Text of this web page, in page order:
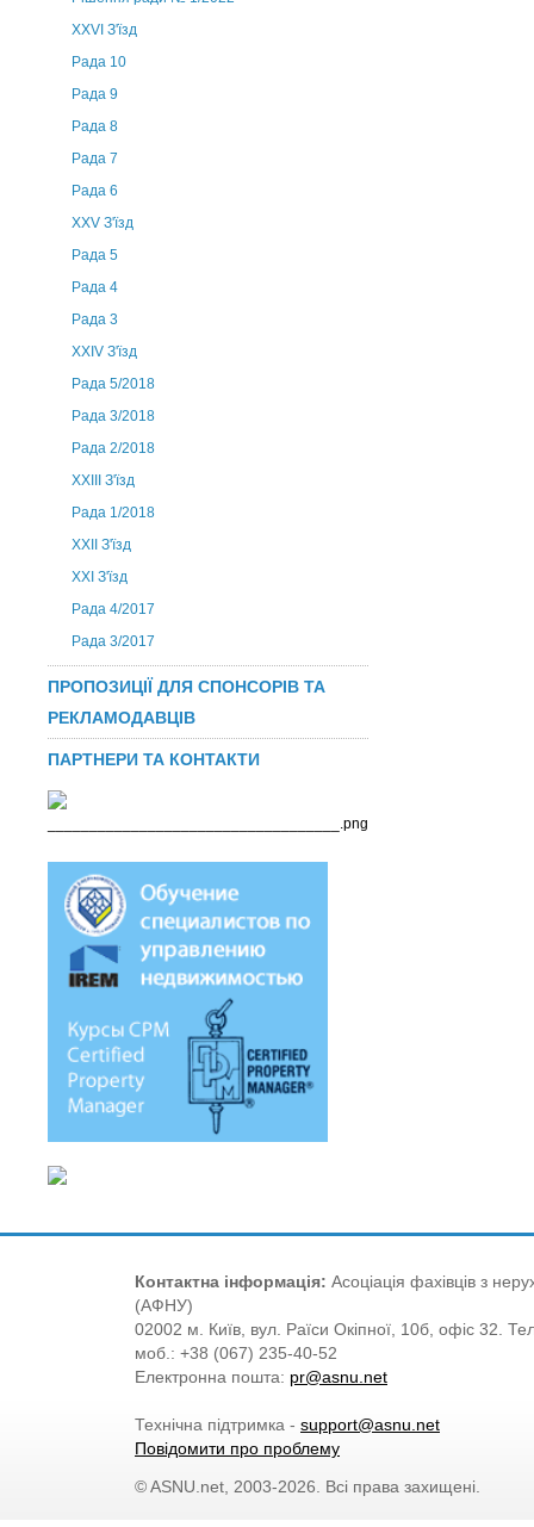
XXVI З'їзд
Рада 10
Рада 9
Рада 8
Рада 7
Рада 6
XXV З'їзд
Рада 5
Рада 4
Рада 3
ХХIV З'їзд
Рада 5/2018
Рада 3/2018
Рада 2/2018
XXIII З'їзд
Рада 1/2018
ХХІІ З'їзд
XXI З'їзд
Рада 4/2017
Рада 3/2017
ПРОПОЗИЦІЇ ДЛЯ СПОНСОРІВ ТА
РЕКЛАМОДАВЦІВ
ПАРТНЕРИ ТА КОНТАКТИ
Контактна інформація: Асоціація фахівців з
(АФНУ)
02002 м. Київ, вул. Раїси Окіпної, 10б, офіс 32.
моб.: +38 (067) 235-40-52
Електронна пошта: pr@asnu.net
Технічна підтримка - support@asnu.net
Повідомити про проблему
© ASNU.net, 2003-2026. Всі права захищені.